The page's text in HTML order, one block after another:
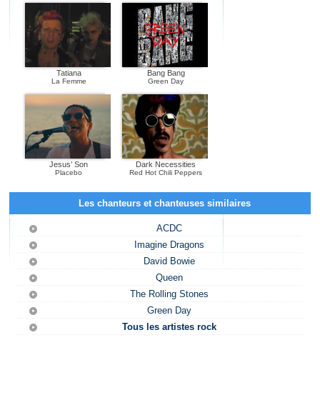
Tatiana
La Femme
Bang Bang
Green Day
Jesus’ Son
Placebo
Dark Necessities
Red Hot Chili Peppers
Les chanteurs et chanteuses similaires
ACDC
Imagine Dragons
David Bowie
Queen
The Rolling Stones
Green Day
Tous les artistes rock